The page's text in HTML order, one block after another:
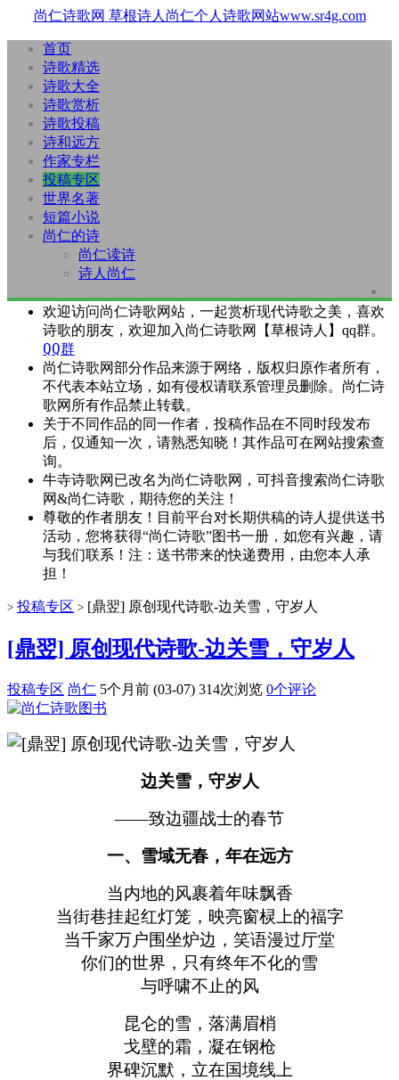
尚仁诗歌网 草根诗人尚仁个人诗歌网站www.sr4g.com
首页
诗歌精选
诗歌大全
诗歌赏析
诗歌投稿
诗和远方
作家专栏
投稿专区
世界名著
短篇小说
尚仁的诗
尚仁读诗
诗人尚仁
欢迎访问尚仁诗歌网站，一起赏析现代诗歌之美，喜欢
诗歌的朋友，欢迎加入尚仁诗歌网【草根诗人】qq群。
QQ群
尚仁诗歌网部分作品来源于网络，版权归原作者所有，
不代表本站立场，如有侵权请联系管理员删除。尚仁诗
歌网所有作品禁止转载。
关于不同作品的同一作者，投稿作品在不同时段发布
后，仅通知一次，请熟悉知晓！其作品可在网站搜索查
询。
牛寺诗歌网已改名为尚仁诗歌网，可抖音搜索尚仁诗歌
网&尚仁诗歌，期待您的关注！
尊敬的作者朋友！目前平台对长期供稿的诗人提供送书
活动，您将获得“尚仁诗歌”图书一册，如您有兴趣，请
与我们联系！注：送书带来的快递费用，由您本人承
担！
> 投稿专区 > [鼎翌] 原创现代诗歌-边关雪，守岁人
[鼎翌] 原创现代诗歌-边关雪，守岁人
投稿专区 尚仁 5个月前 (03-07) 314次浏览 0个评论
边关雪，守岁人
——致边疆战士的春节
一、雪域无春，年在远方
当内地的风裹着年味飘香
当街巷挂起红灯笼，映亮窗棂上的福字
当千家万户围坐炉边，笑语漫过厅堂
你们的世界，只有终年不化的雪
与呼啸不止的风
昆仑的雪，落满眉梢
戈壁的霜，凝在钢枪
界碑沉默，立在国境线上